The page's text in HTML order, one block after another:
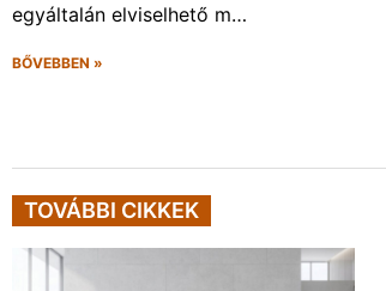
egyáltalán elviselhető m…
BŐVEBBEN »
TOVÁBBI CIKKEK